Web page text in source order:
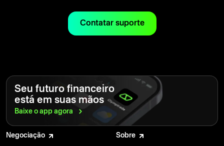
mercados e a ação rápida quando surgem oportunidades.
Contatar suporte
Seu futuro financeiro
está em suas mãos
Baixe o app agora
Negociação Sobre